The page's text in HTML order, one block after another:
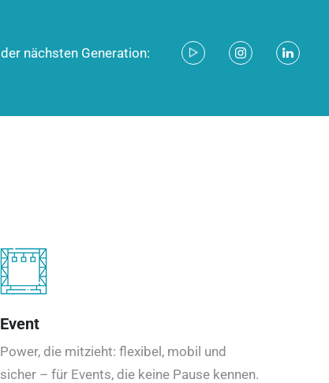
nächsten Generation:
Event
Power, die mitzieht: flexibel, mobil und
sicher – für Events, die keine Pause kennen.